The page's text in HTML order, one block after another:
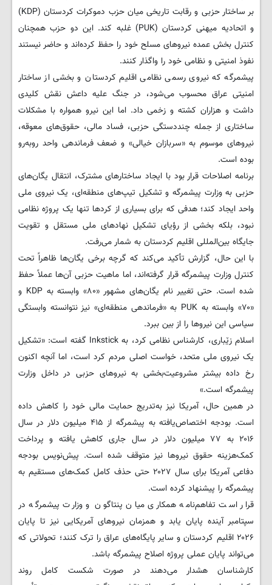
بر ساختار حزبی و رقابت تاریخی میان حزب دموکرات کردستان (KDP)
و اتحادیه میهنی کردستان (PUK) غلبه کند. این دو حزب همچنان
کنترل بخش عمده نیروهای مسلح خود را حفظ کرده‌اند و حاضر نیستند
نفوذ امنیتی و نظامی خود را واگذار کنند.
پیشمرگه که نیروی رسمی نظامی اقلیم کردستان و بخشی از ساختار
امنیتی عراق محسوب می‌شود، در جنگ علیه داعش نقش کلیدی
داشت و هزاران کشته و زخمی داد. اما این نیرو همواره با مشکلات
ساختاری از جمله چنددستگی حزبی، فساد مالی، حقوق‌های معوقه،
نیروهای موسوم به «سربازان خیالی» و ضعف فرماندهی واحد روبه‌رو
بوده است.
برنامه اصلاحات قرار بود با ایجاد ساختارهای مشترک، انتقال یگان‌های
حزبی به وزارت پیشمرگه و تشکیل تیپ‌های منطقه‌ای، یک نیروی ملی
واحد ایجاد کند؛ هدفی که برای بسیاری از کردها تنها یک پروژه نظامی
نبود، بلکه بخشی از رؤیای تشکیل نهادهای ملی مستقل و تقویت
جایگاه بین‌المللی اقلیم کردستان به شمار می‌رفت.
با این حال، گزارش تأکید می‌کند که گرچه برخی یگان‌ها ظاهراً تحت
کنترل وزارت پیشمرگه قرار گرفته‌اند، اما ماهیت حزبی آن‌ها عملاً حفظ
شده است. حتی تغییر نام یگان‌های مشهور «۸۰» وابسته به KDP و
«۷۰» وابسته به PUK به «فرماندهی منطقه‌ای» نیز نتوانسته وابستگی
سیاسی این نیروها را از بین ببرد.
اسلام زێباری، کارشناس نظامی کرد، به Inkstick گفته است: «تشکیل
یک نیروی ملی متحد، خواست اصلی مردم کرد است، اما آنچه اکنون
رخ داده بیشتر مشروعیت‌بخشی به نیروهای حزبی در داخل وزارت
پیشمرگه است.»
در همین حال، آمریکا نیز به‌تدریج حمایت مالی خود را کاهش داده
است. بودجه اختصاص‌یافته به پیشمرگه از ۴۱۵ میلیون دلار در سال
۲۰۱۶ به ۷۷ میلیون دلار در سال جاری کاهش یافته و پرداخت
کمک‌هزینه حقوق نیروها نیز متوقف شده است. پیش‌نویس بودجه
دفاعی آمریکا برای سال ۲۰۲۷ حتی حذف کامل کمک‌های مستقیم به
پیشمرگه را پیشنهاد کرده است.
قرار است تفاهم‌نامه همکاری میان پنتاگون و وزارت پیشمرگه در
سپتامبر آینده پایان یابد و همزمان نیروهای آمریکایی نیز تا پایان
۲۰۲۶ اقلیم کردستان و سایر پایگاه‌های عراق را ترک کنند؛ تحولاتی که
می‌تواند پایان عملی پروژه اصلاح پیشمرگه باشد.
کارشناسان هشدار می‌دهند در صورت شکست کامل روند